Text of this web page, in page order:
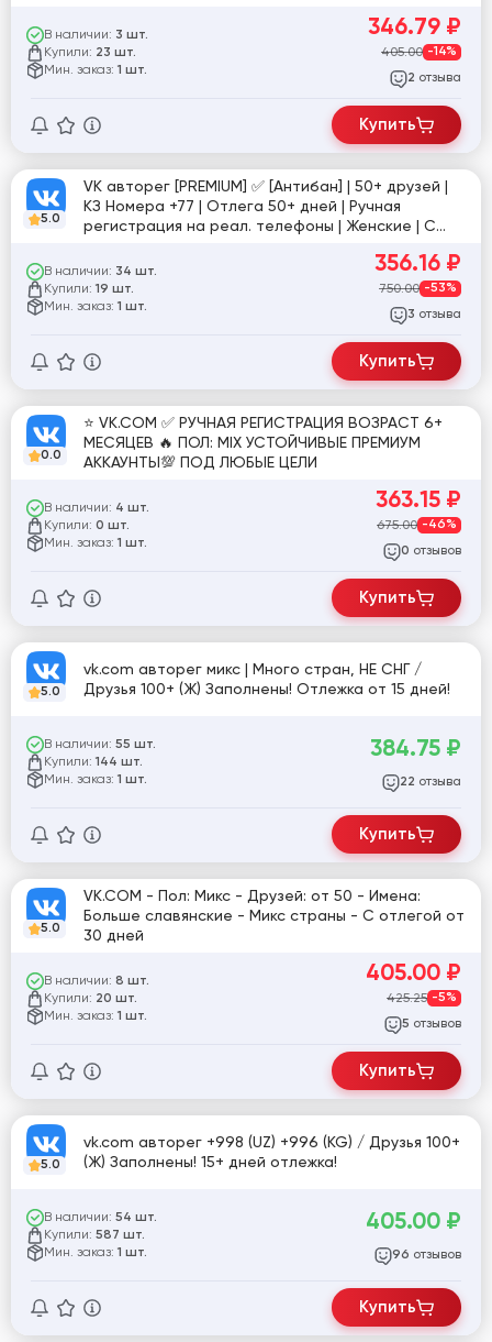
В наличии: 3 шт.
Купили: 23 шт.
Мин. заказ: 1 шт.
346.79 ₽
405.00 -14%
2 отзыва
Купить
5.0
VK авторег [PREMIUM] ✅ [Антибан] | 50+ друзей |
КЗ Номера +77 | Отлега 50+ дней | Ручная
регистрация на реал. телефоны | Женские | С
В наличии: 34 шт.
Купили: 19 шт.
Мин. заказ: 1 шт.
356.16 ₽
750.00 -53%
3 отзыва
Купить
0.0
⭐️ VK.COM ✅ РУЧНАЯ РЕГИСТРАЦИЯ ВОЗРАСТ 6+
МЕСЯЦЕВ 🔥 ПОЛ: MIX УСТОЙЧИВЫЕ ПРЕМИУМ
АККАУНТЫ💯 ПОД ЛЮБЫЕ ЦЕЛИ
В наличии: 4 шт.
Купили: 0 шт.
Мин. заказ: 1 шт.
363.15 ₽
675.00 -46%
0 отзывов
Купить
5.0
vk.com авторег микс | Много стран, НЕ СНГ /
Друзья 100+ (Ж) Заполнены! Отлежка от 15 дней!
В наличии: 55 шт.
Купили: 144 шт.
Мин. заказ: 1 шт.
384.75 ₽
22 отзыва
Купить
5.0
VK.COM - Пол: Микс - Друзей: от 50 - Имена:
Больше славянские - Микс страны - С отлегой от
30 дней
В наличии: 8 шт.
Купили: 20 шт.
Мин. заказ: 1 шт.
405.00 ₽
425.25 -5%
5 отзывов
Купить
5.0
vk.com авторег +998 (UZ) +996 (KG) / Друзья 100+
(Ж) Заполнены! 15+ дней отлежка!
В наличии: 54 шт.
Купили: 587 шт.
Мин. заказ: 1 шт.
405.00 ₽
96 отзывов
Купить